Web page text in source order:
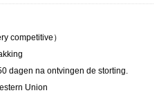
competitive）
dagen na ontvingen de storting.
Union